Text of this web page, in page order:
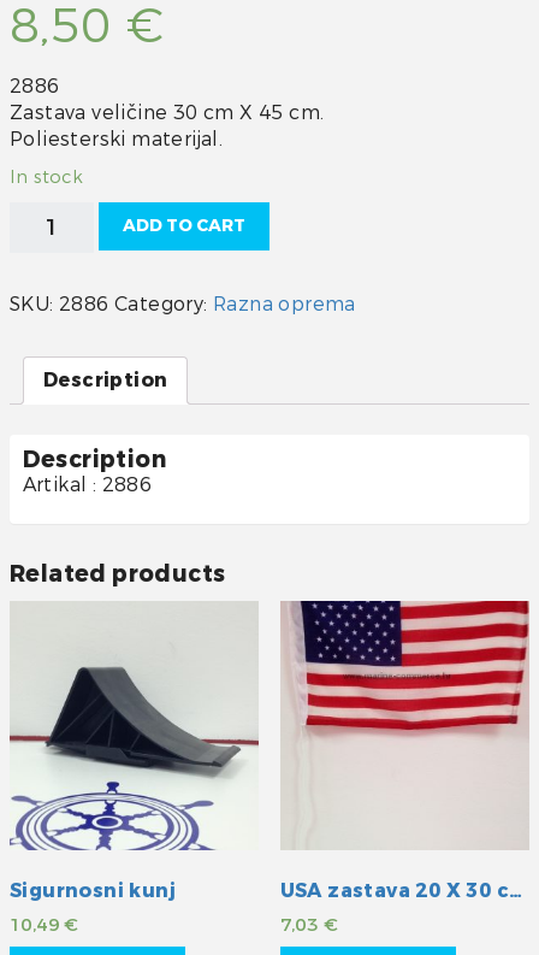
8,50 €
2886
Zastava veličine 30 cm X 45 cm.
Poliesterski materijal.
In stock
Njemačka
zastava
X
45
quantity
ADD TO CART
SKU: 2886 Category: Razna oprema
Description
Description
Artikal : 2886
Related products
Sigurnosni kunj
10,49€
USA zastava 20 X 30 cm
7,03 €